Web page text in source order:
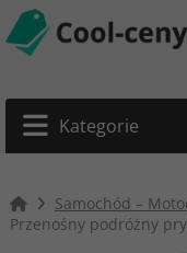
Kategorie
Samochód –
Przenośny podróżny